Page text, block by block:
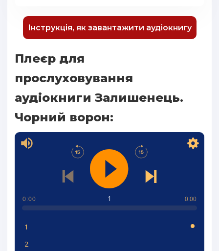
Інструкція, як завантажити аудіокнигу
Плеєр для
прослуховування
аудіокниги Залишенець.
Чорний ворон:
1
0:00 0:00
1
2